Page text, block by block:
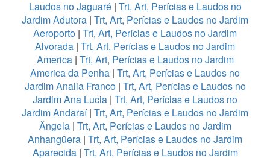
Laudos no Jaguaré| Trt, Art, Perícias e Laudos no
Jardim Adutora | Trt, Art, Perícias e Laudos no Jardim
Aeroporto | Trt, Art, Perícias e Laudos no Jardim
Alvorada | Trt, Art, Perícias e Laudos no Jardim
America| Trt, Art, Perícias e Laudos no Jardim
America da Penha | Trt, Art, Perícias e Laudos no
Jardim Analia Franco| Trt, Art, Perícias e Laudos no
Jardim Ana Lucia | Trt, Art, Perícias e Laudos no
Jardim Andaraí| Trt, Art, Perícias e Laudos no Jardim
Ângela| Trt, Art, Perícias e Laudos no Jardim
Anhangüera | Trt, Art, Perícias e Laudos no Jardim
Aparecida| Trt, Art, Perícias e Laudos no Jardim